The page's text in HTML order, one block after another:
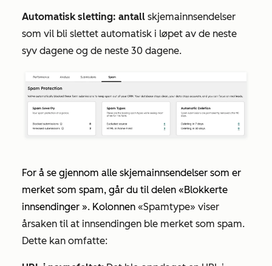
Automatisk sletting: antall skjemainnsendelser
som vil bli slettet automatisk i løpet av de neste
syv dagene og de neste 30 dagene.
For å se gjennom alle skjemainnsendelser som er
merket som spam, går du til delen «Blokkerte
innsendinger ». Kolonnen «Spamtype» viser
årsaken til at innsendingen ble merket som spam.
Dette kan omfatte: